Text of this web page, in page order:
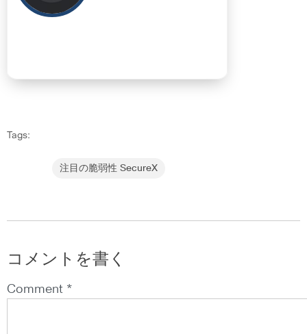
Tags:
注目の脆弱性 SecureX
コメントを書く
Comment *